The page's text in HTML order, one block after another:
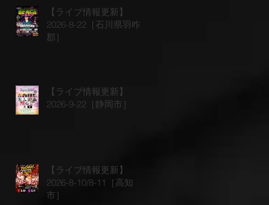
【ライブ情報更新】
2026-8-22［石川県羽咋
郡］
【ライブ情報更新】
2026-9-22［静岡市］
【ライブ情報更新】
2026-8-10/8-11［高知
市］